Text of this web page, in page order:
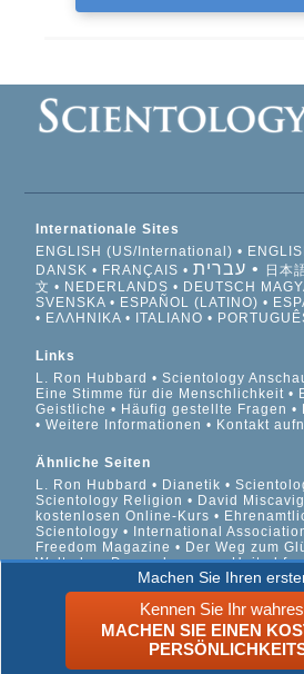
Machen Sie Ihren
Kennen Sie Ihr
MACHEN SIE EINEN
Internationale Sites
ENGLISH (US/International)
DANSK
FRANÇAIS עברית 日本
文
NEDERLANDS DEUTSCH
SVENSKA
ESPAÑOL (LATINO)
ΕΛΛΗΝΙΚA
ITALIANO
Links
L. Ron Hubbard
Scientology
Eine Stimme für die Menschlichkeit
Geistliche
Häufig gestellte Fragen
Weitere Informationen
Kontakt
Ähnliche Seiten
L. Ron Hubbard
Dianetik
Scientology Religion
David
kostenlosen Online-Kurs
Scientology
International
Freedom Magazine
Der Weg zum
Welt ohne Drogenkonsum
United
for Human Rights
Citizens
© 2026 Scientology Kirche
vorbehalten.Datenschutzinformationen
Nutzungsbedingungen•Rechtliche